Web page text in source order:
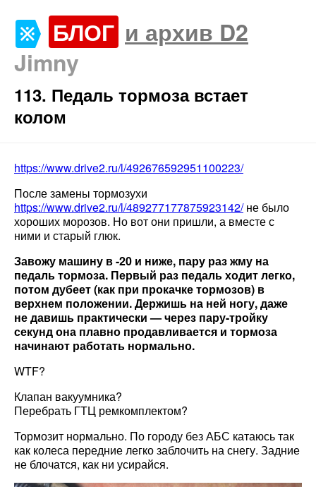
БЛОГ и архив D2
Jimny
113. Педаль тормоза встает
колом
https://www.drive2.ru/l/492676592951100223/
После замены тормозухи
https://www.drive2.ru/l/489277177875923142/не было
хороших морозов. Но вот они пришли, а вместе с
ними и старый глюк.
Завожу машину в -20 и ниже, пару раз жму на
педаль тормоза. Первый раз педаль ходит легко,
потом дубеет (как при прокачке тормозов) в
верхнем положении. Держишь на ней ногу, даже
не давишь практически — через пару-тройку
секунд она плавно продавливается и тормоза
начинают работать нормально.
WTF?
Клапан вакуумника?
Перебрать ГТЦ ремкомплектом?
Тормозит нормально. По городу без АБС катаюсь так
как колеса передние легко заблочить на снегу. Задние
не блочатся, как ни усирайся.